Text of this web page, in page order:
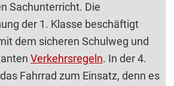
Sachunterricht. Die
der 1. Klasse beschäftigt
dem sicheren Schulweg und
Verkehrsregeln. In der 4.
Fahrrad zum Einsatz, denn es